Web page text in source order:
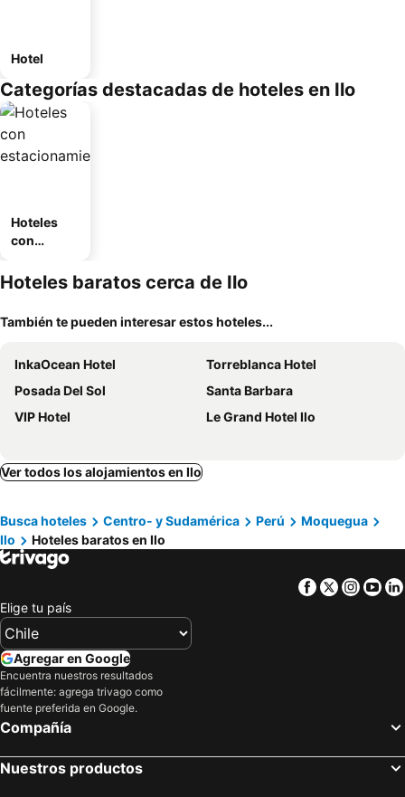
Hotel
Categorías destacadas de hoteles en Ilo
Hoteles
con
miento
Hoteles baratos cerca de Ilo
También te pueden interesar estos hoteles...
InkaOcean Hotel
Torreblanca Hotel
Posada Del Sol
Santa Barbara
VIP Hotel
Le Grand Hotel Ilo
Ver todos los alojamientos en Ilo
Busca hoteles Centro- y Sudamérica Perú
Moquegua
Ilo
Hoteles baratos en Ilo
Facebook
Twitter
Elige tu país
Agregar en Google
Encuentra nuestros resultados
fácilmente: agrega trivago como
fuente preferida en Google.
Compañía
Nuestros productos